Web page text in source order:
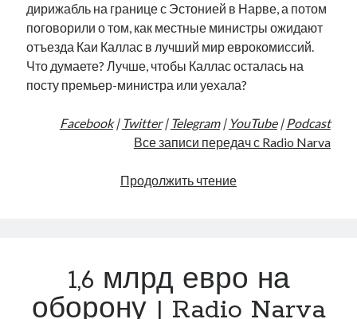
дирижабль на границе с Эстонией в Нарве, а потом
поговорили о том, как местные министры ожидают
отъезда Каи Каллас в лучший мир еврокомиссий.
Что думаете? Лучше, чтобы Каллас осталась на
посту премьер-министра или уехала?
Facebook| Twitter| Telegram| YouTube| Podcast
Все записи передач с Radio Narva
Продолжить чтениеДирижабль,
суматоха
Radio
1,6 млрд евро на
оборону | Radio Narva